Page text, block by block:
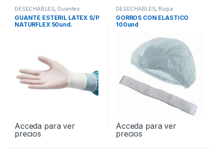
DESECHABLES Guantes
GUANTE ESTERIL LATEX S/P
NATURFLEX 50und.
Acceda para ver
precios
DESECHABLES Ropa
GORROS CON ELASTICO
100und
Acceda para ver
precios